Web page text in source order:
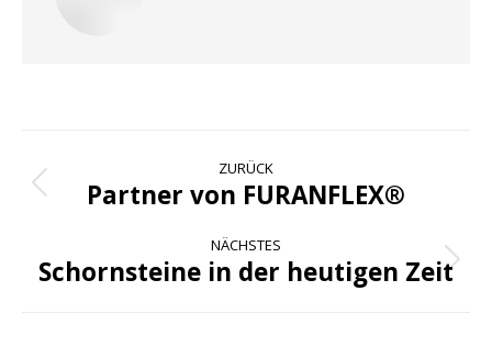
ZURÜCK
Vorheriger
Partner von FURANFLEX®
NÄCHSTES
Nächster
Schornsteine in der heutigen Zeit